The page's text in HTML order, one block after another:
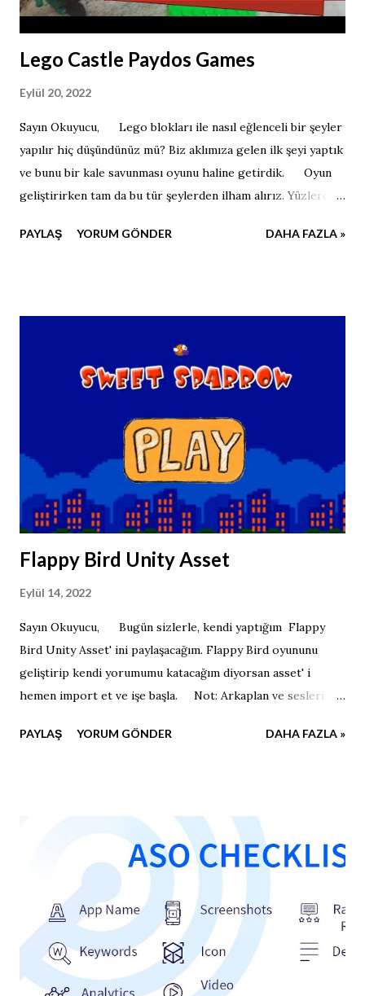
Lego Castle Paydos Games
Eylül 20, 2022
Sayın Okuyucu, Lego blokları ile nasıl eğlenceli bir şeyler
yapılır hiç düşündünüz mü? Biz aklımıza gelen ilk şeyi yaptık
ve bunu bir kale savunması oyunu haline getirdik. Oyun
geliştirirken tam da bu tür şeylerden ilham alırız. Yüzlerce
PAYLAŞ YORUM GÖNDER DAHA FAZLA »
Flappy Bird Unity Asset
Eylül 14, 2022
Sayın Okuyucu, Bugün sizlerle, kendi yaptığım Flappy
Bird Unity Asset' ini paylaşacağım. Flappy Bird oyununu
geliştirip kendi yorumumu katacağım diyorsan asset' i
hemen import et ve işe başla. Not: Arkaplan ve sesleri
tıklayarak indirebilirsiniz.
PAYLAŞ YORUM GÖNDER DAHA FAZLA »